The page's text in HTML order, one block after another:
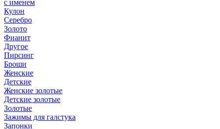
с именем
Кулон
Серебро
Золото
Фианит
Другое
Пирсинг
Броши
Женские
Детские
Женские золотые
Детские золотые
Золотые
Зажимы для галстука
Запонки